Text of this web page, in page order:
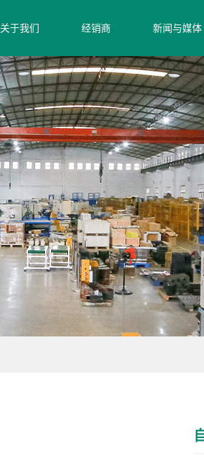
关于我们 经销商 新闻与媒体